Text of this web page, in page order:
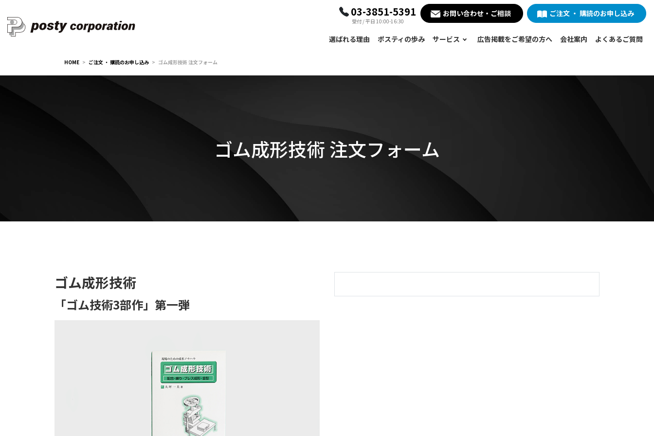
選ばれる理由 ポスティの歩み サービス 広告掲載をご希望の方へ 会社案内 よくあるご質問
03-3851-5391
受付 / 平日 10:00-16:30
お問い合わせ・ご相談 ご注文 ・ 購読のお申し込み
HOME ご注文 ・ 購読のお申し込み ゴム成形技術 注文フォーム
ゴム成形技術 注文フォーム
ゴム成形技術
「ゴム技術3部作」第一弾